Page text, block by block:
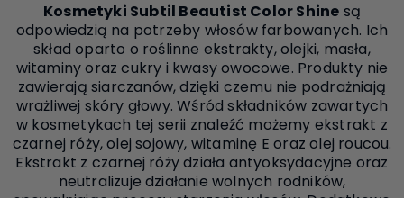
Kosmetyki Subtil Beautist Color Shine są
odpowiedzią na potrzeby włosów farbowanych. Ich
skład oparto o roślinne ekstrakty, olejki, masła,
witaminy oraz cukry i kwasy owocowe. Produkty nie
zawierają siarczanów, dzięki czemu nie podrażniają
wrażliwej skóry głowy. Wśród składników zawartych
w kosmetykach tej serii znaleźć możemy ekstrakt z
czarnej róży, olej sojowy, witaminę E oraz olej roucou.
Ekstrakt z czarnej róży działa antyoksydacyjne oraz
neutralizuje działanie wolnych rodników,